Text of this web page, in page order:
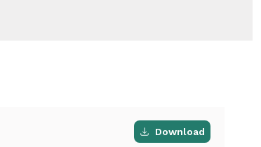
Download